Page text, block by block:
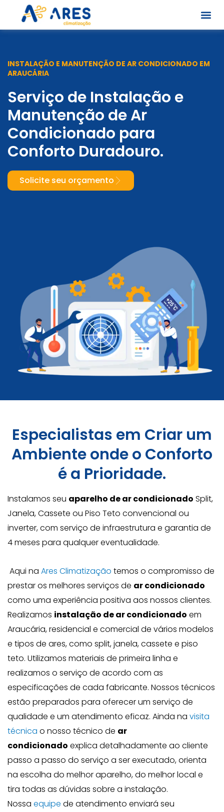
content
INSTALAÇÃO E MANUTENÇÃO DE AR CONDICIONADO EM
ARAUCÁRIA
Serviço de Instalação e
Manutenção de Ar
Condicionado para
Conforto Duradouro.
Solicite seu orçamento
Especialistas em Criar um
Ambiente onde o Conforto
é a Prioridade.
Instalamos seu aparelho de ar condicionado Split,
Janela, Cassete ou Piso Teto convencional ou
inverter, com serviço de infraestrutura e garantia de
4 meses para qualquer eventualidade.
Aqui na Ares Climatização temos o compromisso de
prestar os melhores serviços de ar condicionado
como uma experiência positiva aos nossos clientes.
Realizamos instalação de ar condicionado em
Araucária, residencial e comercial de vários modelos
e tipos de ares, como split, janela, cassete e piso
teto. Utilizamos materiais de primeira linha e
realizamos o serviço de acordo com as
especificações de cada fabricante. Nossos técnicos
estão preparados para oferecer um serviço de
qualidade e um atendimento eficaz. Ainda na visita
técnica o nosso técnico de ar
condicionado explica detalhadamente ao cliente
passo a passo do serviço a ser executado, orienta
na escolha do melhor aparelho, do melhor local e
tira todas as dúvidas sobre a instalação.
Nossa equipe de atendimento enviará seu